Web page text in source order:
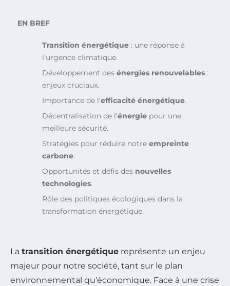
EN BREF
Transition énergétique : une réponse à
l’urgence climatique.
Développement des énergies renouvelables :
enjeux cruciaux.
Importance de l’efficacité énergétique.
Décentralisation de l’énergie pour une
meilleure sécurité.
Stratégies pour réduire notre empreinte
carbone.
Opportunités et défis des nouvelles
technologies.
Rôle des politiques écologiques dans la
transformation énergétique.
La transition énergétique représente un enjeu
majeur pour notre société, tant sur le plan
environnemental qu’économique. Face à une crise